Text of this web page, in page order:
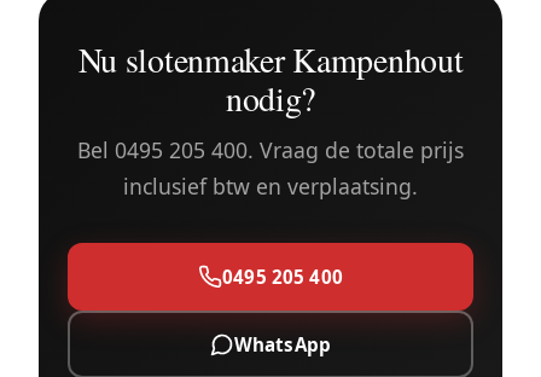
Nu slotenmaker Kampenhout
nodig?
Bel 0495 205 400. Vraag de totale prijs
inclusief btw en verplaatsing.
0495 205 400
WhatsApp